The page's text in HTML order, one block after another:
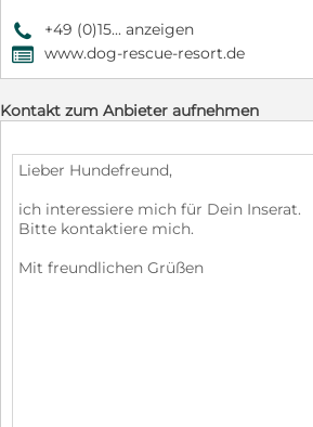
9 +49 (0)15... anzeigen
, www.dog-rescue-resort.de
Kontakt zum Anbieter aufnehmen